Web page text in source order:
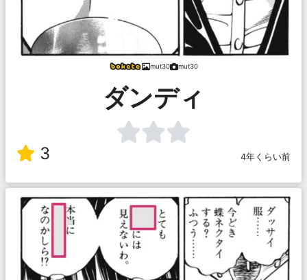
mut30 mut30
ダンディ
3 4年くらい前